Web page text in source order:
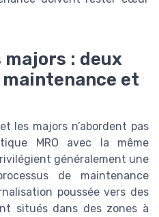
majors : deux
et
les majors n’abordent pas
MRO avec la même
généralement une
de maintenance
poussée vers des
situés dans des zones à